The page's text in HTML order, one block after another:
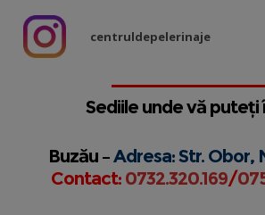
centruldepelerinaje
Sediile unde vă puteți
Buzău –Adresa: Str. Obor,
Contact: 0732.320.169/